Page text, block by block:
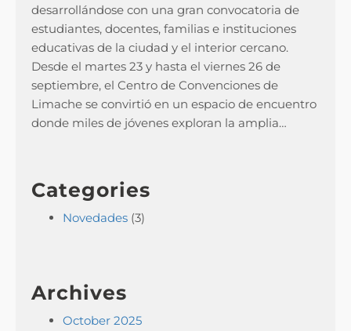
desarrollándose con una gran convocatoria de
estudiantes, docentes, familias e instituciones
educativas de la ciudad y el interior cercano.
Desde el martes 23 y hasta el viernes 26 de
septiembre, el Centro de Convenciones de
Limache se convirtió en un espacio de encuentro
donde miles de jóvenes exploran la amplia…
Categories
Novedades (3)
Archives
October 2025